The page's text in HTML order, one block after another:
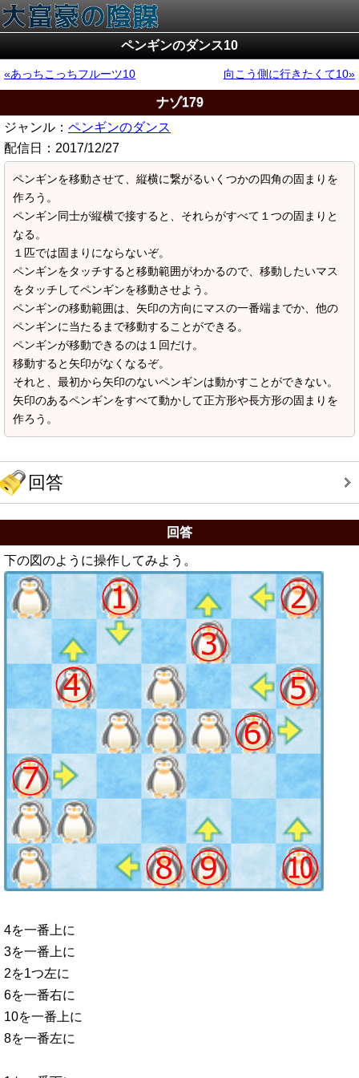
ペンギンのダンス10
あっちこっちフルーツ10 向こう側に行きたくて10
ナゾ179
ジャンル： ペンギンのダンス
配信日： 2017/12/27
ペンギンを移動させて、縦横に繋がるいくつかの四角の固まりを
作ろう。
ペンギン同士が縦横で接すると、それらがすべて１つの固まりと
なる。
１匹では固まりにならないぞ。
ペンギンをタッチすると移動範囲がわかるので、移動したいマス
をタッチしてペンギンを移動させよう。
ペンギンの移動範囲は、矢印の方向にマスの一番端までか、他の
ペンギンに当たるまで移動することができる。
ペンギンが移動できるのは１回だけ。
移動すると矢印がなくなるぞ。
それと、最初から矢印のないペンギンは動かすことができない。
矢印のあるペンギンをすべて動かして正方形や長方形の固まりを
作ろう。
回答
回答
下の図のように操作してみよう。
4を一番上に
3を一番上に
2を1つ左に
6を一番右に
10を一番上に
8を一番左に